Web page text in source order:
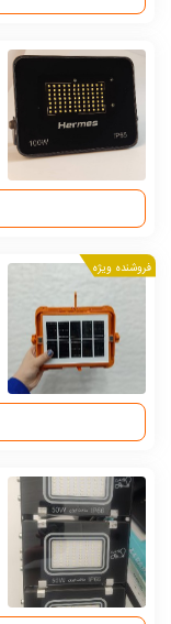
فروشنده ویژه